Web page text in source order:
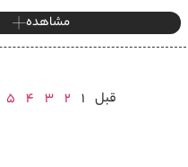
مشاهده
قبل 1
2
3
4
5